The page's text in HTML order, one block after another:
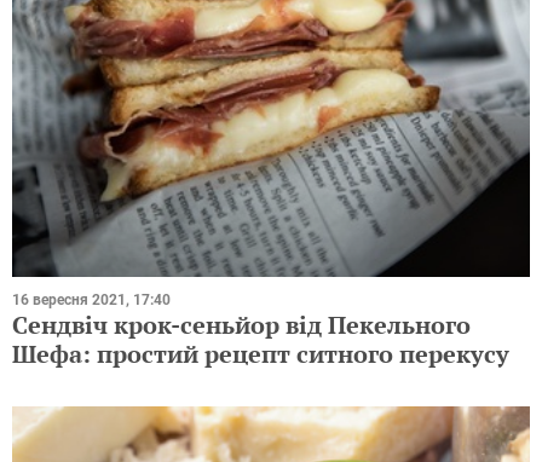
16 вересня 2021, 17:40
Сендвіч крок-сеньйор від Пекельного
Шефа: простий рецепт ситного перекусу